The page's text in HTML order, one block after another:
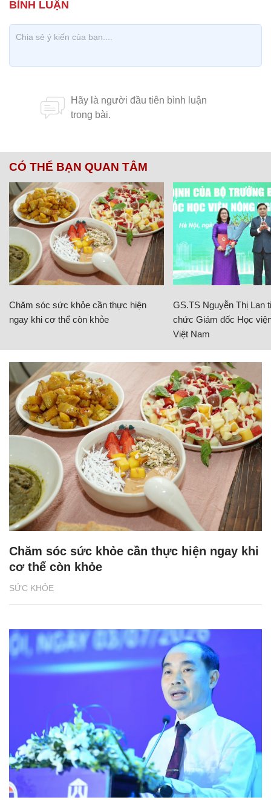
CÓ THỂ BẠN QUAN TÂM
Chăm sóc sức khỏe cần thực hiện
ngay khi cơ thể còn khỏe
GS.TS Nguyễn Thị Lan
chức Giám đốc Học
Việt Nam
SỨC KHỎE
Chăm sóc sức khỏe cần thực hiện ngay khi
cơ thể còn khỏe